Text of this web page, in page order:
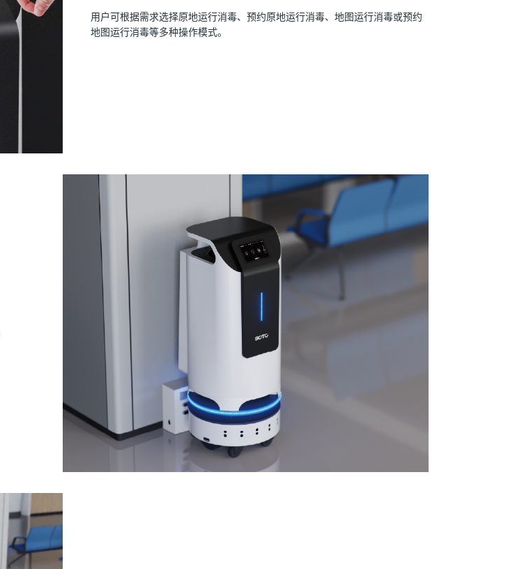
用户可根据需求选择原地运行消毒、预约原地运行消毒、地图运行消毒或预约
地图运行消毒等多种操作模式。